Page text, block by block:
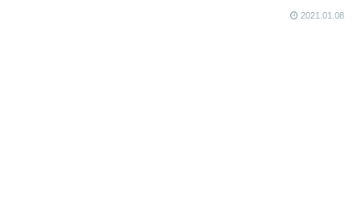
2021.01.08